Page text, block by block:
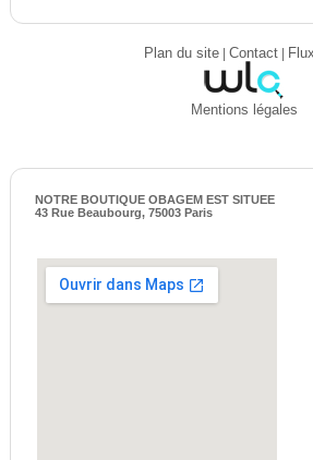
Plan du site| Contact|
Mentions légales
NOTRE BOUTIQUE OBAGEM EST SITUEE
43 Rue Beaubourg, 75003 Paris